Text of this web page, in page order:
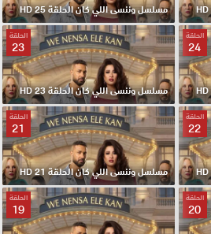
مسلسل وننسى اللي كان الحلقة 25 HD
الحلقة
24
الحلقة
23
مسلسل وننسى اللي كان الحلقة 23 HD
الحلقة
22
الحلقة
21
مسلسل وننسى اللي كان الحلقة 21 HD
الحلقة
20
الحلقة
19